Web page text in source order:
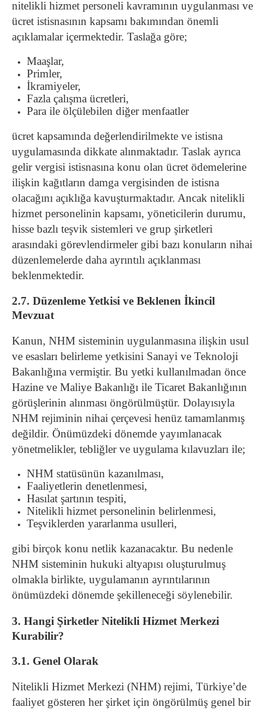
nitelikli hizmet personeli kavramının uygulanması ve
ücret istisnasının kapsamı bakımından önemli
açıklamalar içermektedir. Taslağa göre;
Maaşlar,
Primler,
İkramiyeler,
Fazla çalışma ücretleri,
Para ile ölçülebilen diğer menfaatler
ücret kapsamında değerlendirilmekte ve istisna
uygulamasında dikkate alınmaktadır. Taslak ayrıca
gelir vergisi istisnasına konu olan ücret ödemelerine
ilişkin kağıtların damga vergisinden de istisna
olacağını açıklığa kavuşturmaktadır. Ancak nitelikli
hizmet personelinin kapsamı, yöneticilerin durumu,
hisse bazlı teşvik sistemleri ve grup şirketleri
arasındaki görevlendirmeler gibi bazı konuların nihai
düzenlemelerde daha ayrıntılı açıklanması
beklenmektedir.
2.7. Düzenleme Yetkisi ve Beklenen İkincil
Mevzuat
Kanun, NHM sisteminin uygulanmasına ilişkin usul
ve esasları belirleme yetkisini Sanayi ve Teknoloji
Bakanlığına vermiştir. Bu yetki kullanılmadan önce
Hazine ve Maliye Bakanlığı ile Ticaret Bakanlığının
görüşlerinin alınması öngörülmüştür. Dolayısıyla
NHM rejiminin nihai çerçevesi henüz tamamlanmış
değildir. Önümüzdeki dönemde yayımlanacak
yönetmelikler, tebliğler ve uygulama kılavuzları ile;
NHM statüsünün kazanılması,
Faaliyetlerin denetlenmesi,
Hasılat şartının tespiti,
Nitelikli hizmet personelinin belirlenmesi,
Teşviklerden yararlanma usulleri,
gibi birçok konu netlik kazanacaktır. Bu nedenle
NHM sisteminin hukuki altyapısı oluşturulmuş
olmakla birlikte, uygulamanın ayrıntılarının
önümüzdeki dönemde şekilleneceği söylenebilir.
3. Hangi Şirketler Nitelikli Hizmet Merkezi
Kurabilir?
3.1. Genel Olarak
Nitelikli Hizmet Merkezi (NHM) rejimi, Türkiye’de
faaliyet gösteren her şirket için öngörülmüş genel bir